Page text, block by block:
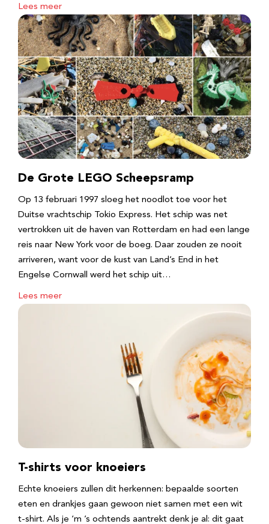
Lees meer
De Grote LEGO Scheepsramp
Op 13 februari 1997 sloeg het noodlot toe voor het
Duitse vrachtschip Tokio Express. Het schip was net
vertrokken uit de haven van Rotterdam en had een lange
reis naar New York voor de boeg. Daar zouden ze nooit
arriveren, want voor de kust van Land’s End in het
Engelse Cornwall werd het schip uit…
Lees meer
T-shirts voor knoeiers
Echte knoeiers zullen dit herkennen: bepaalde soorten
eten en drankjes gaan gewoon niet samen met een wit
t-shirt. Als je ‘m ’s ochtends aantrekt denk je al: dit gaat